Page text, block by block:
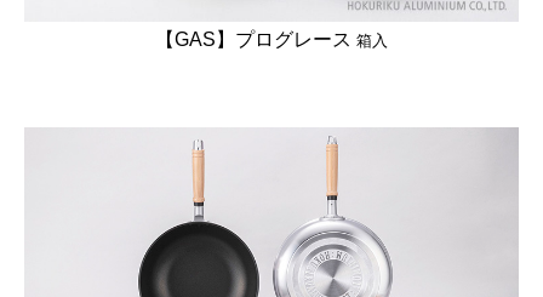
【GAS】プログレース 箱入